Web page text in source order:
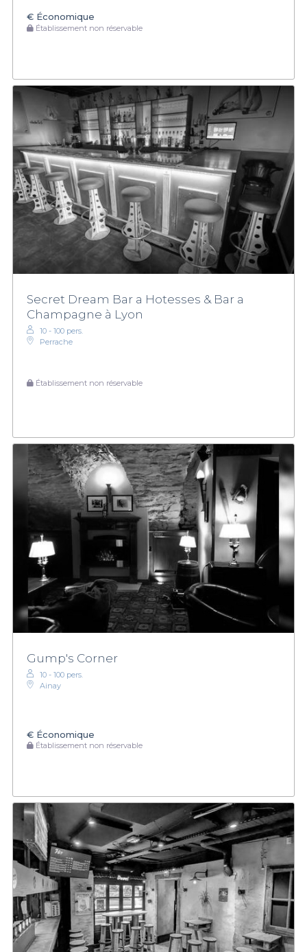
€ Économique
Établissement non réservable
Secret Dream Bar a Hotesses & Bar a
Champagne à Lyon
10 - 100 pers.
Perrache
Établissement non réservable
Gump's Corner
10 - 100 pers.
Ainay
€ Économique
Établissement non réservable